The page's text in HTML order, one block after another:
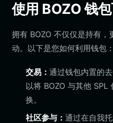
使用 BOZO 钱
拥有 BOZO 不仅仅是持有，
动。以下是您如何利用钱包：
交易： 通过钱包内置的
以将 BOZO 与其他 SPL
换。
社区参与： 通过在自我